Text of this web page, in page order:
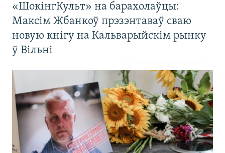
«ШокінгКульт» на барахолаўцы:
Максім Жбанкоў прэзэнтаваў сваю
новую кнігу на Кальварыйскім рынку
ў Вільні